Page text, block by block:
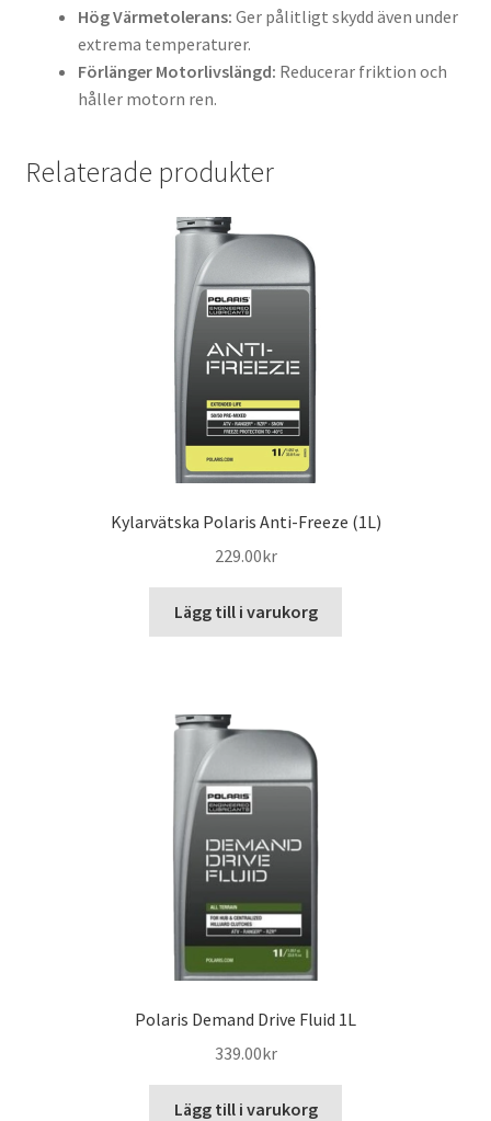
Hög Värmetolerans: Ger pålitligt skydd även under
extrema temperaturer.
Förlänger Motorlivslängd: Reducerar friktion och
håller motorn ren.
Relaterade produkter
Kylarvätska Polaris Anti-Freeze (1L)
229.00kr
Lägg till i varukorg
Polaris Demand Drive Fluid 1L
339.00kr
Lägg till i varukorg